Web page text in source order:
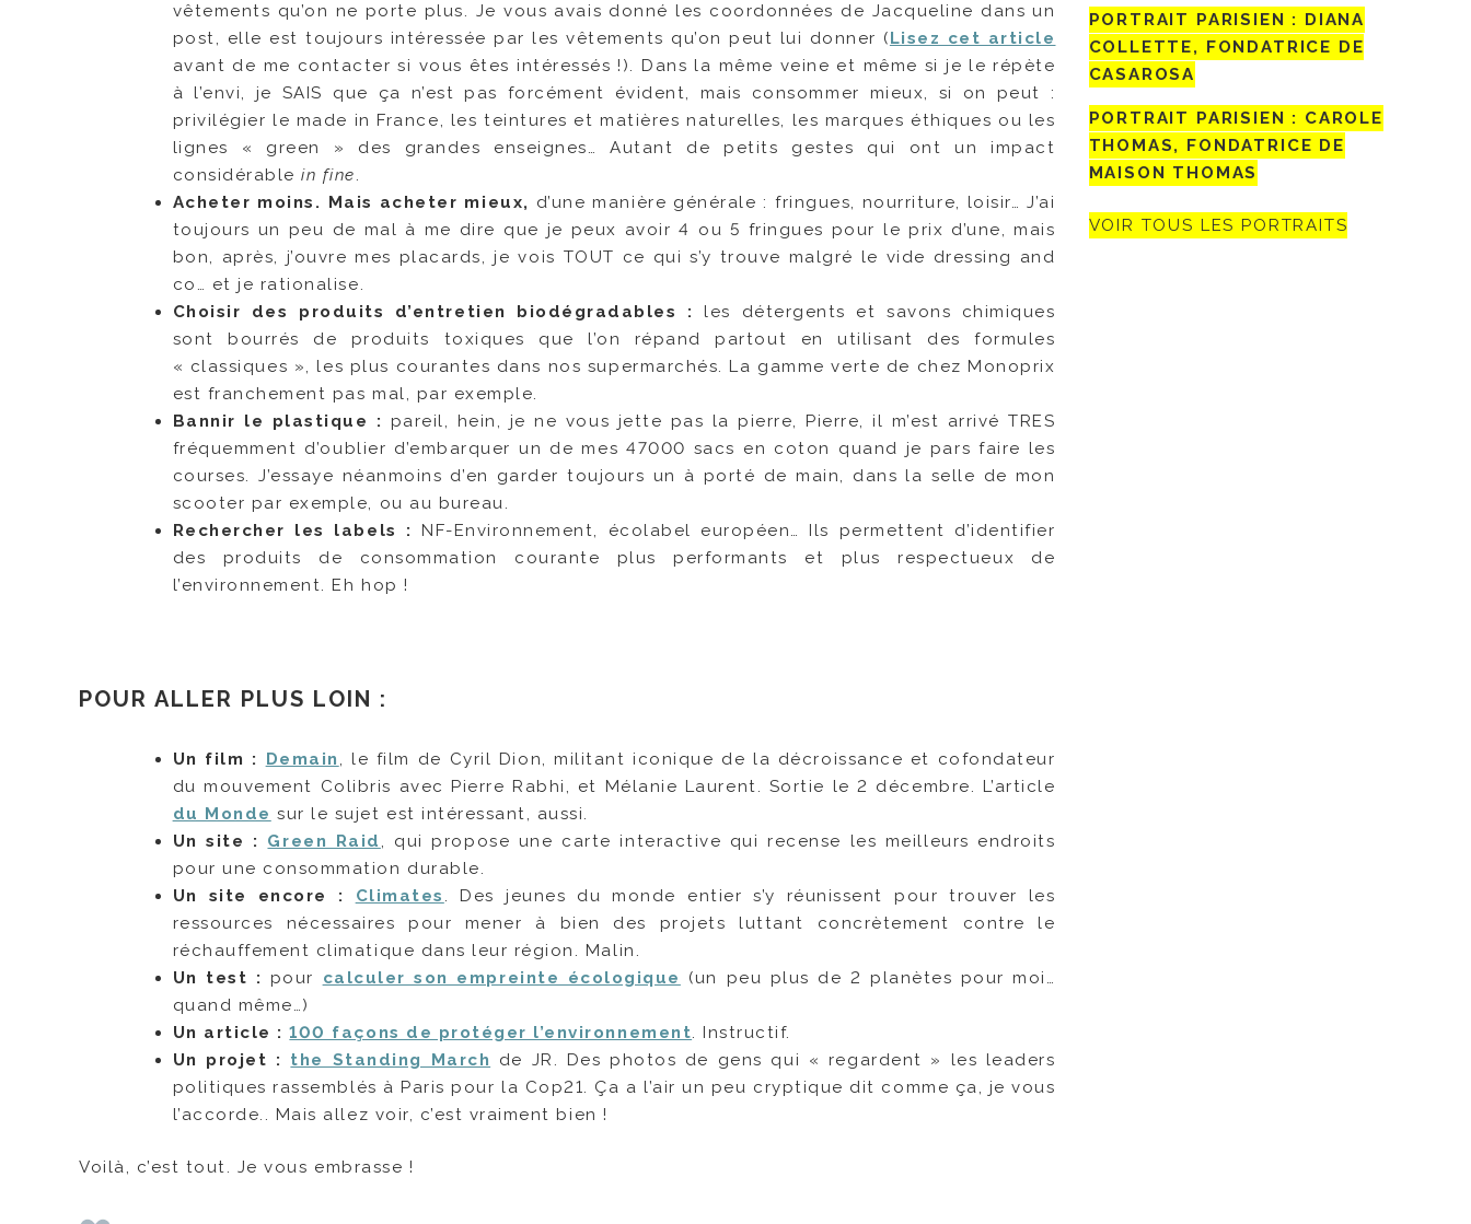
vêtements qu’on ne porte plus. Je vous avais donné les coordonnées de Jacqueline dans un
post, elle est toujours intéressée par les vêtements qu’on peut lui donner ( Lisez cet article
avant de me contacter si vous êtes intéressés !). Dans la même veine et même si je le répète
à l’envi, je SAIS que ça n’est pas forcément évident, mais consommer mieux, si on peut :
privilégier le made in France, les teintures et matières naturelles, les marques éthiques ou les
lignes « green » des grandes enseignes… Autant de petits gestes qui ont un impact
considérablein fine.
Acheter moins. Mais acheter mieux, d’une manière générale : fringues, nourriture, loisir… J’ai
toujours un peu de mal à me dire que je peux avoir 4 ou 5 fringues pour le prix d’une, mais
bon, après, j’ouvre mes placards, je vois TOUT ce qui s’y trouve malgré le vide dressing and
co… et je rationalise.
Choisir des produits d’entretien biodégradables :
les détergents et savons chimiques
sont bourrés de produits toxiques que l’on répand partout en utilisant des formules
« classiques », les plus courantes dans nos supermarchés. La gamme verte de chez Monoprix
est franchement pas mal, par exemple.
Bannir le plastique :
pareil, hein, je ne vous jette pas la pierre, Pierre, il m’est arrivé TRES
fréquemment d’oublier d’embarquer un de mes 47000 sacs en coton quand je pars faire les
courses. J’essaye néanmoins d’en garder toujours un à porté de main, dans la selle de mon
scooter par exemple, ou au bureau.
Rechercher les labels :
NF-Environnement, écolabel européen… Ils permettent d’identifier
des produits de consommation courante plus performants et plus respectueux de
l’environnement. Eh hop !
POUR ALLER PLUS LOIN :
Un film : Demain , le film de Cyril Dion, militant iconique de la décroissance et cofondateur
du mouvement Colibris avec Pierre Rabhi, et Mélanie Laurent. Sortie le 2 décembre. L’article
du Monde sur le sujet est intéressant, aussi.
Un site :
Green Raid , qui propose une carte interactive qui recense les meilleurs endroits
pour une consommation durable.
Un site encore :
Climates . Des jeunes du monde entier s’y réunissent pour trouver les
ressources nécessaires pour mener à bien des projets luttant concrètement contre le
réchauffement climatique dans leur région. Malin.
Un test :
pour calculer son empreinte écologique
(un peu plus de 2 planètes pour moi…
quand même…)
Un article : 100 façons de protéger l’environnement. Instructif.
Un projet :
the Standing March
de JR. Des photos de gens qui « regardent » les leaders
politiques rassemblés à Paris pour la Cop21. Ça a l’air un peu cryptique dit comme ça, je vous
l’accorde.. Mais allez voir, c’est vraiment bien !
Voilà, c’est tout. Je vous embrasse !
PORTRAIT PARISIEN : DIANA
COLLETTE, FONDATRICE DE
CASAROSA
PORTRAIT PARISIEN : CAROLE
THOMAS, FONDATRICE DE
MAISON THOMAS
VOIR TOUS LES PORTRAITS